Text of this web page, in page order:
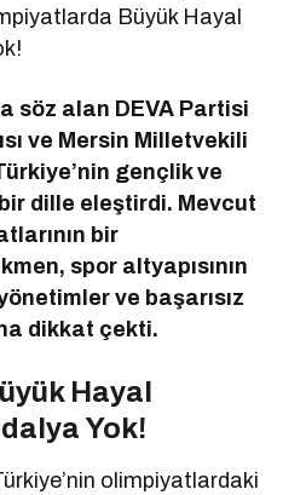
Büyük Hayal
söz alan DEVA Partisi
ve Mersin Milletvekili
gençlik ve
dille eleştirdi. Mevcut
bir
spor altyapısının
ve başarısız
dikkat çekti.
Hayal
Yok!
olimpiyatlardaki